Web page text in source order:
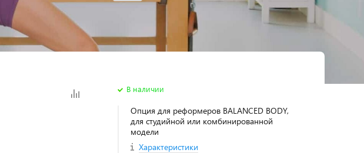
В наличии
Опция для реформеров BALANCED BODY,
для студийной или комбинированной
модели
Характеристики